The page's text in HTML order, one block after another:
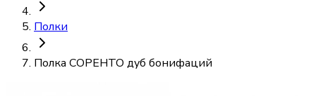
Полки
Полка СОРЕНТО дуб бонифаций